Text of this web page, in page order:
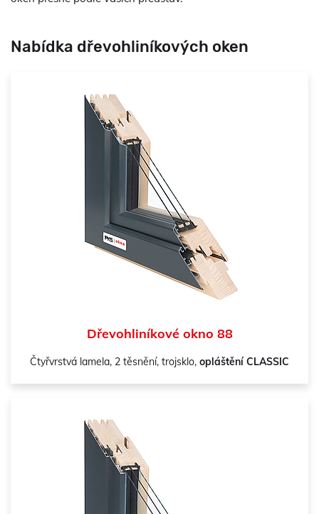
Nabídka dřevohliníkových oken
Dřevohliníkové okno 88
Čtyřvrstvá lamela, 2 těsnění, trojsklo, opláštění CLASSIC